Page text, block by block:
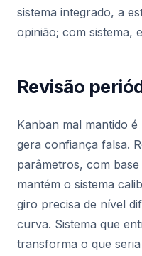
sistema integrado, a
opinião; com sistema,
Revisão
Kanban mal mantido
gera confiança falsa.
parâmetros, com
mantém o sistema
giro precisa de nível
curva. Sistema que
transforma o que